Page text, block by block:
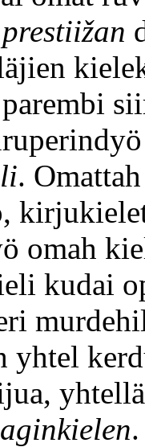
prestiižan
.
omah
kudai
.